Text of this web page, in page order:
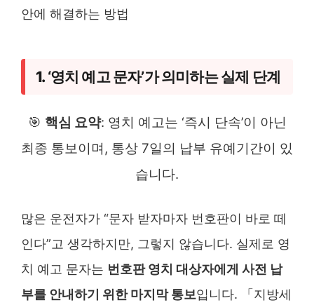
1. ‘영치 예고 문자’가 의미하는 실제 단계
🎯 핵심 요약: 영치 예고는 ‘즉시 단속’이 아닌
최종 통보이며, 통상 7일의 납부 유예기간이 있
습니다.
많은 운전자가 “문자 받자마자 번호판이 바로 떼
인다”고 생각하지만, 그렇지 않습니다. 실제로 영
치 예고 문자는 번호판 영치 대상자에게 사전 납
부를 안내하기 위한 마지막 통보입니다. 「지방세